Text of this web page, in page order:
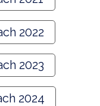
2022
2023
2024